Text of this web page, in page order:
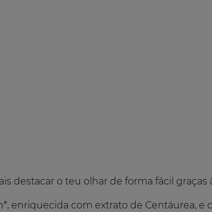
destacar o teu olhar de forma fácil
enriquecida com extrato de Centáurea,